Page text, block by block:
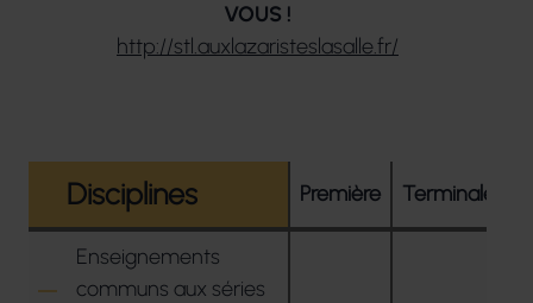
VOUS !
http://stl.auxlazaristeslasalle.fr/
Disciplines Première Terminale
Enseignements
communs aux séries